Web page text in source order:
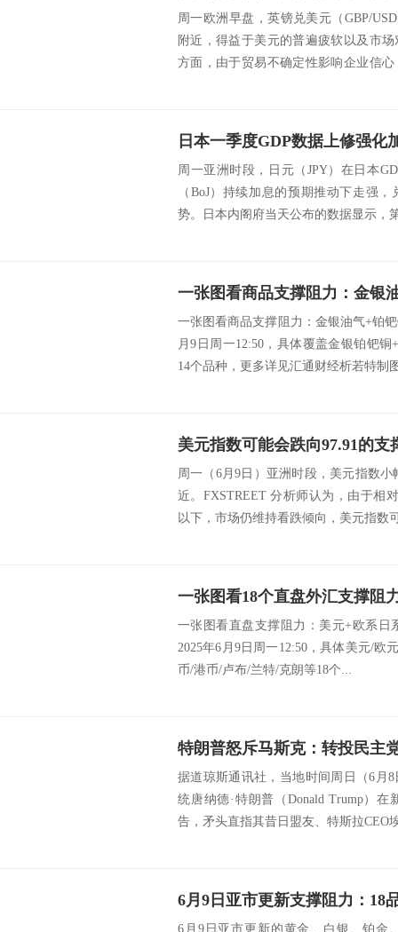
周一欧洲早盘，英镑兑美元（GBP/
附近，得益于美元的普遍疲软以及市
方面，由于贸易不确定性影响企业信
周一亚洲时段，日元（JPY）在日本
（BoJ）持续加息的预期推动下走强
势。日本内阁府当天公布的数据显示，
一张图看商品支撑阻力：金银油气+铂
月9日周一12:50，具体覆盖金银铂钯
14个品种，更多详见汇通财经析若特制
美元指数可能会跌向97.91的支
周一（6月9日）亚洲时段，美元指数
近。FXSTREET 分析师认为，由于相
以下，市场仍维持看跌倾向，美元指数
一张图看直盘支撑阻力：美元+欧系日
2025年6月9日周一12:50，具体美元/欧
币/港币/卢布/兰特/克朗等18个...
据道琼斯通讯社，当地时间周日（6月
统唐纳德·特朗普（Donald Trump）
告，矛头直指其昔日盟友、特斯拉CEO
6月9日亚市更新的黄金、白银、铂金